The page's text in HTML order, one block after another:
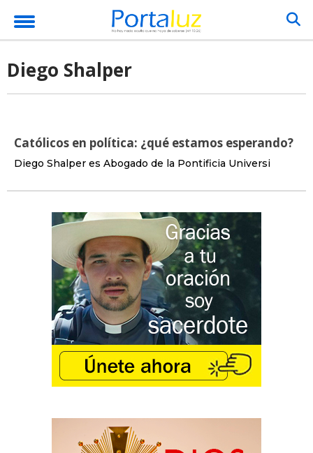
Diego Shalper
Católicos en política: ¿qué estamos esperando?
Diego Shalper es Abogado de la Pontificia Universi